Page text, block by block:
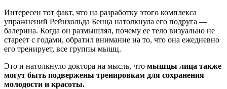
Интересен тот факт, что на разработку этого комплекса
упражнений Рейнхольда Бенца натолкнула его подруга —
балерина. Когда он размышлял, почему ее тело визуально не
стареет с годами, обратил внимание на то, что она ежедневно
его тренирует, все группы мышц.
Это и натолкнуло доктора на мысль, что мышцы лица также
могут быть подвержены тренировкам для сохранения
молодости и красоты.